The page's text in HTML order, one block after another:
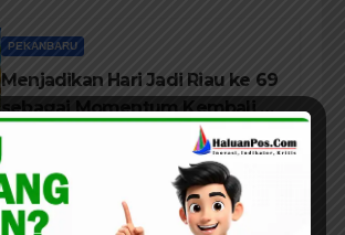
PEKANBARU
Menjadikan Hari Jadi Riau ke 69
sebagai Momentum Kembali ke
Jati Diri Melayu, Menegakkan
Marwah Negeri
PEKANBARU
Alumi Angkatan 1981 SMPN V